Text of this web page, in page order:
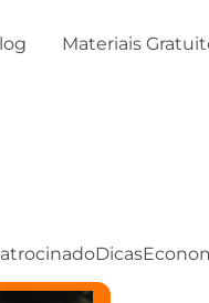
Materiais
Dicas